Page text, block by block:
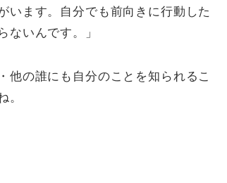
います。自分でも前向きに行動した
ないんです。」
他の誰にも自分のことを知られるこ
。